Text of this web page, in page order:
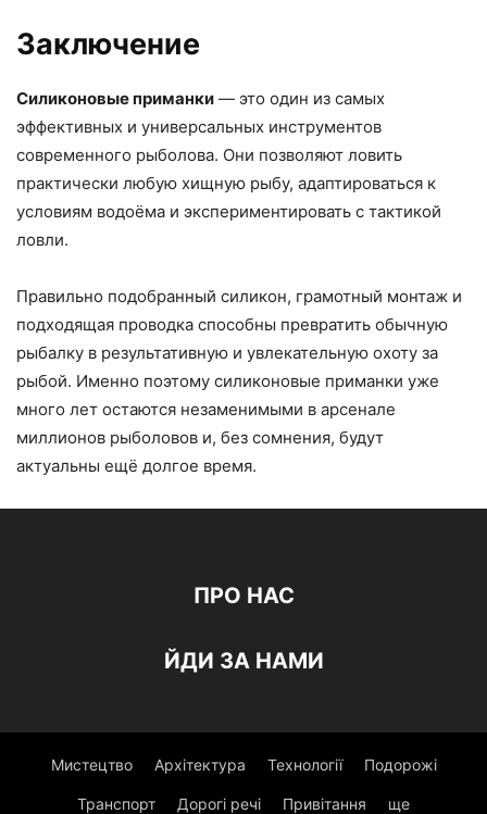
Заключение
Силиконовые приманки — это один из самых
эффективных и универсальных инструментов
современного рыболова. Они позволяют ловить
практически любую хищную рыбу, адаптироваться к
условиям водоёма и экспериментировать с тактикой
ловли.
Правильно подобранный силикон, грамотный монтаж и
подходящая проводка способны превратить обычную
рыбалку в результативную и увлекательную охоту за
рыбой. Именно поэтому силиконовые приманки уже
много лет остаются незаменимыми в арсенале
миллионов рыболовов и, без сомнения, будут
актуальны ещё долгое время.
ПРО НАС
ЙДИ ЗА НАМИ
Мистецтво Архітектура Технології Подорожі
Транспорт Дорогі речі Привітання ще